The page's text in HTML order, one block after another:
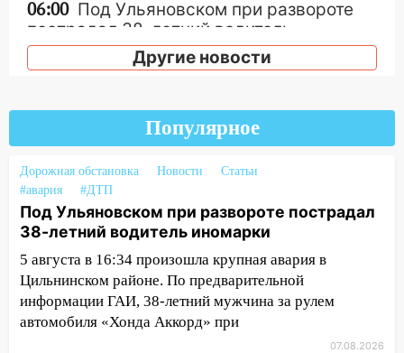
06:00 Под Ульяновском при развороте
пострадал 38-летний водитель
иномарки
алопецией»: врач рассказал, чем может
быть вызвано облысение и как с этим
справиться
03:30
Гороскоп на 7 августа: пятница
принесет прилив творческой энергии и
отличные шансы исправить старые
ошибки
06.08.2026
23:20 Прогноз погоды на 7 августа в
Ульяновской области
Другие новости
Популярное
Дорожная обстановка Новости
Статьи
#авария
#ДТП
Под Ульяновском при развороте пострадал
38-летний водитель иномарки
5 августа в 16:34 произошла крупная авария в
Цильнинском районе. По предварительной
информации ГАИ, 38-летний мужчина за рулем
автомобиля «Хонда Аккорд» при
07.08.2026